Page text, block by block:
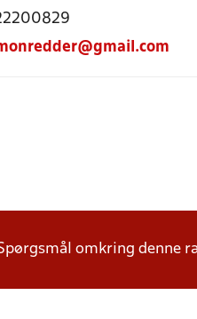
omkring denne